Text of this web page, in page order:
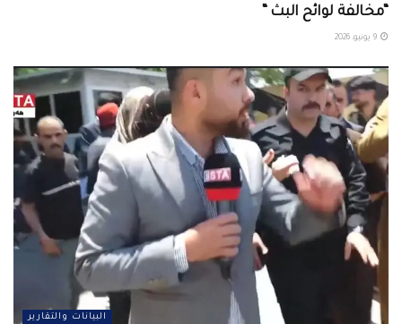
“مخالفة لوائح البث “
البيانات والتقارير